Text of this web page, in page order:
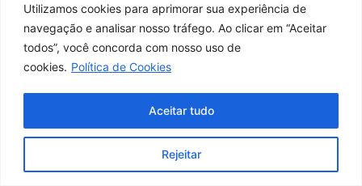
Utilizamos cookies para aprimorar sua experiência de
navegação e analisar nosso tráfego. Ao clicar em “Aceitar
todos”, você concorda com nosso uso de
cookies. Política de Cookies
Rejeitar
Aceitar tudo